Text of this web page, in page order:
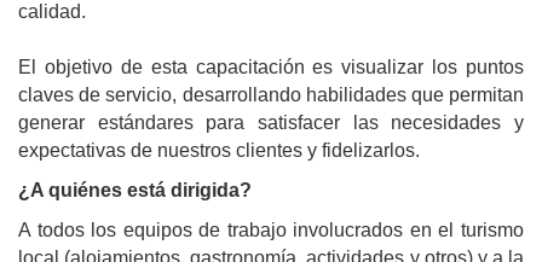
calidad.
El objetivo de esta capacitación es visualizar los puntos
claves de servicio, desarrollando habilidades que permitan
generar estándares para satisfacer las necesidades y
expectativas de nuestros clientes y fidelizarlos.
¿A quiénes está dirigida?
A todos los equipos de trabajo involucrados en el turismo